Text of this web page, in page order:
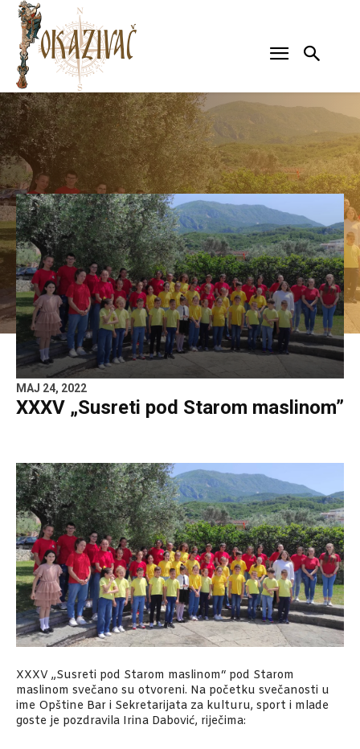
MAJ 24, 2022
XXXV „Susreti pod Starom maslinom”
XXXV „Susreti pod Starom maslinom“ pod Starom
maslinom svečano su otvoreni. Na početku svečanosti u
ime Opštine Bar i Sekretarijata za kulturu, sport i mlade
goste je pozdravila Irina Dabović, riječima: